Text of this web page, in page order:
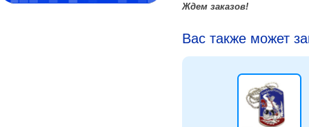
Ждем заказов!
Вас также может